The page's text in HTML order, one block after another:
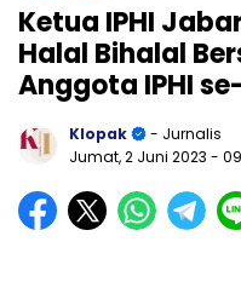
Ketua IPHI
Halal Bihalal
Anggota IPHI
Klopak
- Jurnalis
Jumat, 2 Juni 2023 -